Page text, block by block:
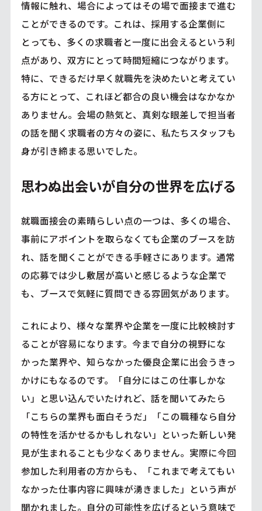
情報に触れ、場合によってはその場で面接まで進む
ことができるのです。これは、採用する企業側に
とっても、多くの求職者と一度に出会えるという利
点があり、双方にとって時間短縮につながります。
特に、できるだけ早く就職先を決めたいと考えてい
る方にとって、これほど都合の良い機会はなかなか
ありません。会場の熱気と、真剣な眼差しで担当者
の話を聞く求職者の方々の姿に、私たちスタッフも
身が引き締まる思いでした。
思わぬ出会いが自分の世界を広げる
就職面接会の素晴らしい点の一つは、多くの場合、
事前にアポイントを取らなくても企業のブースを訪
れ、話を聞くことができる手軽さにあります。通常
の応募では少し敷居が高いと感じるような企業で
も、ブースで気軽に質問できる雰囲気があります。
これにより、様々な業界や企業を一度に比較検討す
ることが容易になります。今まで自分の視野にな
かった業界や、知らなかった優良企業に出会うきっ
かけにもなるのです。「自分にはこの仕事しかな
い」と思い込んでいたけれど、話を聞いてみたら
「こちらの業界も面白そうだ」「この職種なら自分
の特性を活かせるかもしれない」といった新しい発
見が生まれることも少なくありません。実際に今回
参加した利用者の方からも、「これまで考えてもい
なかった仕事内容に興味が湧きました」という声が
聞かれました。自分の可能性を広げるという意味で